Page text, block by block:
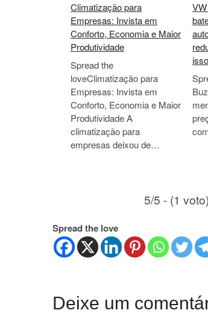
Climatização para
Empresas: Invista em
Conforto, Economia e Maior
Produtividade
Spread the
loveClimatização para
Empresas: Invista em
Conforto, Economia e Maior
Produtividade A
climatização para
empresas deixou de…
5/5 - (1 voto)
Spread the love
Deixe um